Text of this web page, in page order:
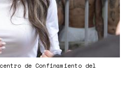
de Confinamiento del